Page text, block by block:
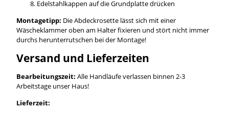
Edelstahlkappen auf die Grundplatte drücken
Montagetipp: Die Abdeckrosette lässt sich mit einer
Wäscheklammer oben am Halter fixieren und stört nicht immer
durchs herunterrutschen bei der Montage!
Versand und Lieferzeiten
Bearbeitungszeit: Alle Handläufe verlassen binnen 2-3
Arbeitstage unser Haus!
Lieferzeit: